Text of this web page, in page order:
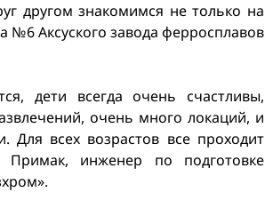
другом знакомимся не только на
№6 Аксуского завода ферросплавов
дети всегда очень счастливы,
очень много локаций, и
Для всех возрастов все проходит
Примак, инженер по подготовке